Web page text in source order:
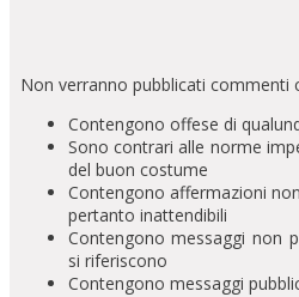
Non verranno pubblicati commenti
Contengono offese di
Sono contrari alle norme
del buon costume
Contengono affermazioni
pertanto inattendibili
Contengono messaggi non
si riferiscono
Contengono messaggi